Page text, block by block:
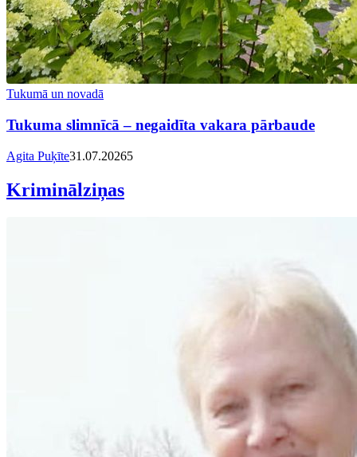
Tukumā un novadā
Tukuma slimnīcā – negaidīta vakara pārbaude
Agita Puķīte31.07.20265
Kriminālziņas